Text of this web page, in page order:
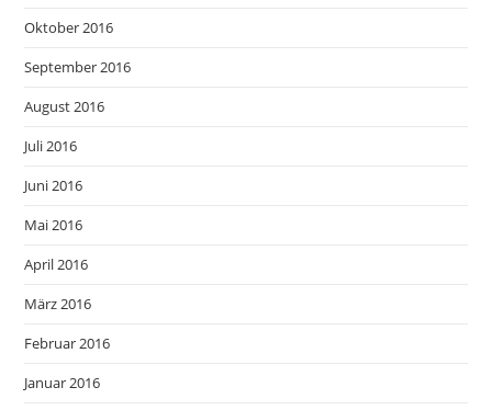
Oktober 2016
September 2016
August 2016
Juli 2016
Juni 2016
Mai 2016
April 2016
März 2016
Februar 2016
Januar 2016